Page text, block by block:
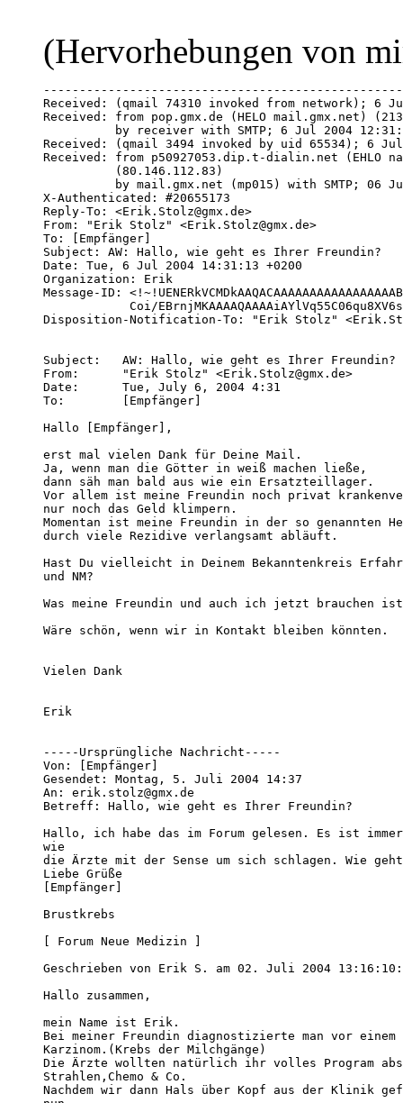
(Hervorhebungen von
-------------------------------------------------------------------------------
Received: (qmail 74310 invoked from network); 6 Jul 2004 12:31:13 -0000
Received: from pop.gmx.de (HELO mail.gmx.net) (213.165.64.20)
          by receiver with SMTP; 6 Jul 2004 12:31:13 -0000
Received: (qmail 3494 invoked by uid 65534); 6 Jul 2004 12:31:08 -0000
Received: from p50927053.dip.t-dialin.net (EHLO name8lcu9dxh56) 
          (80.146.112.83)
          by mail.gmx.net (mp015) with SMTP; 06 Jul 2004 14:31:08 +0200
X-Authenticated: #20655173
Reply-To: <Erik.Stolz@gmx.de>
From: "Erik Stolz" <Erik.Stolz@gmx.de>
To: [Empfänger]
Subject: AW: Hallo, wie geht es Ihrer Freundin?
Date: Tue, 6 Jul 2004 14:31:13 +0200
Organization: Erik
Message-ID: <!~!UENERkVCMDkAAQACAAAAAAAAAAAAAAAAABgAAAAAAAAAshVF92V5zkS+
            Coi/EBrnjMKAAAAQAAAAiAYlVq55C06qu8XV6sLCxwEAAAAA@gmx.de>
Disposition-Notification-To: "Erik Stolz" <Erik.Stolz@gmx.de>


Subject:   AW: Hallo, wie geht es Ihrer Freundin?
From:      "Erik Stolz" <Erik.Stolz@gmx.de>          
Date:      Tue, July 6, 2004 4:31          
To:        [Empfänger]

Hallo [Empfänger],

erst mal vielen Dank für Deine Mail.
Ja, wenn man die Götter in weiß machen ließe, 
dann säh man bald aus wie ein Ersatzteillager.
Vor allem ist meine Freundin noch privat krankenversichert, da hören die
nur noch das Geld klimpern.
Momentan ist meine Freundin in der so genannten Heilphase, die leider
durch viele Rezidive verlangsamt abläuft.

Hast Du vielleicht in Deinem Bekanntenkreis Erfahrungen mit Brustkrebs
und NM?

Was meine Freundin und auch ich jetzt brauchen ist ein wenig Austausch.

Wäre schön, wenn wir in Kontakt bleiben könnten.


Vielen Dank


Erik


-----Ursprüngliche Nachricht-----
Von: [Empfänger]
Gesendet: Montag, 5. Juli 2004 14:37
An: erik.stolz@gmx.de
Betreff: Hallo, wie geht es Ihrer Freundin?

Hallo, ich habe das im Forum gelesen. Es ist immer wieder schrecklich,
wie
die Ärzte mit der Sense um sich schlagen. Wie geht es Ihrer Freundin?
Liebe Grüße
[Empfänger]

Brustkrebs

[ Forum Neue Medizin ]

Geschrieben von Erik S. am 02. Juli 2004 13:16:10:

Hallo zusammen,

mein Name ist Erik.
Bei meiner Freundin diagnostizierte man vor einem Jahr ein intraductales
Karzinom.(Krebs der Milchgänge)
Die Ärzte wollten natürlich ihr volles Program abspulen, 
Strahlen,Chemo & Co.
Nachdem wir dann Hals über Kopf aus der Klinik geflohen waren, begann
nun
die Suche nach einem guten Therapeuten, der die Neue Medizin beherrscht.
Wir hatten schon vorher viel über Neue Medizin gelesen und es kam auch
nichts anderes in Frage.
Wir fanden auch einen sehr guten Heilpraktiker, der uns sehr
weitergeholfen hat.
Da für das ductale Milchgangskarzinom immer ein Trennungskonflik
vorliegt, mußten wir an diesem Problem arbeiten.

Nach vielen Versuchen wagten wir auch den Schritt, Dr.Hamer direkt
anzusprechen,bzw nach Spanien zu fahren.
Gesagt, getan, wir traffen ihn und waren sichtlich begeistert.
Er half uns auch sehr und wir stehen jetzt noch in freundschaftlichen
Kontakt.

Der Konflikt ist nun endgültig gelöst und meine Freundind kam 
nun nach zwei unerwarteten Residiven in den langersehnten Heilungsprozess.

Leider verläuft die Heilung bei der Neuen Medizin nicht ohne Schmerzen
und so macht Sie im Moment sehr viel durch.
Vor zwei Wochen bekam sie nun eine epileptoide Krise.
Wir waren wie sehr überrascht, es geschah plötzlich und das noch an
einem Samstagabend 23:00 Uhr
Die Symptome waren schulmedizinisch die eines Schlaganfalls.
Zum Glück half uns eine wissende Person zu später Stunde aus dieser
Misere und wir begannen direkt mit Kühlen des Kopfes und trinken von
zuckerhaltigen Getränken.
Die Pinkelphase folgte daraufhin, nur die Kopfschmerzen waren sehr stark.

Nun sind seit dem zwei Wochen vergangen und die rechte Körperseite ist
immer noch nicht 100% intakt.
Sie leidet teilweise noch unter starken Kopfschmerzen und die Vagatonie
fordert ihren Preis.
Sie ist sehr Müde und schläft auch viel.

Die Brust ist immer noch unverändert, die schrumpfung müsste aber noch
einsetzen.

Das Anliegen was ich habe und weshalb ich auch in dieses Forum
eingetreten bin ist dieses.
Ich würde mich gerne mit Menschen austauschen, die den gleichen Krebs
hatten und auch nach der NM therapieren.

Man ist leider noch zu sehr auf sich alleine gestellt und dieses auf und
ab, gepaart mit Vagatonie ist auch für mich als Partner sehr hart.

Ich möchte ihr Menschen aufzeigen, die daselbe durchgemacht haben und
sie damit in Ihrem tun bestätigen.

Bitte schreibt mir auf diese Anfrage oder tretet über e-mail mit mir in
Kontakt, ich würde mich über jede Antwort freuen.


Vielen Dank


Erik Stolz

Antworten:

Re: Brustkrebs Regine 02.7.2004 15:31 (1)
Re: Brustkrebs Erik S. 02.7.2004 15:46 (0)

[ Forum Neue Medizin ]
--------------------------------------------------------------------------------



--------------------------------------------------------------------------------
Received: (qmail 90264 invoked from network); 10 Jul 2004 10:58:03 -0000
Received: from pop.gmx.de (HELO mail.gmx.net) (213.165.64.20)
     by receiver with SMTP; 10 Jul 2004 10:58:03 -0000
Received: (qmail 11182 invoked by uid 65534); 10 Jul 2004 10:57:57 -0000
Received: from pD95F9B9B.dip.t-dialin.net (EHLO name8lcu9dxh56) 
     (217.95.155.155)
     by mail.gmx.net (mp008) with SMTP; 10 Jul 2004 12:57:57 +0200
X-Authenticated: #20655173
Reply-To: <Erik.Stolz@gmx.de>
From: "Erik Stolz" <Erik.Stolz@gmx.de>
To: Empfänger
Subject: AW: AW: Hallo, wie geht es Ihrer Freundin?
Date: Sat, 10 Jul 2004 12:57:49 +0200
Organization: Erik
Message-ID: <!~!UENERkVCMDkAAQACAAAAAAAAAAAAAAAAABgAAAAAAAAAshVF92V5zkS+
            Coi/EBrnjMKAAAAQAAAAaMmzmCBHWUWVkYLKduf6kAEAAAAA@gmx.de>
In-Reply-To: ...
Disposition-Notification-To: "Erik Stolz" <Erik.Stolz@gmx.de>

Subject: AW: AW: Hallo, wie geht es Ihrer Freundin?          
From:    "Erik Stolz" <Erik.Stolz@gmx.de>          
Date:    Sat, July 10, 2004 2:57          
To:      [Empfänger]

Hallo [Empfänger],

sorry, konnte erst jetzt auf Deine Mail antworten.

Wenn ein geliebter Mensch stirbt, ist das ein sehr großer 
persönlicher Verlust.
Ich habe auch schon meinen Vater und